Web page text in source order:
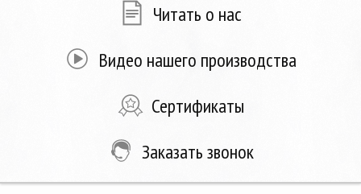
Читать о нас
Видео нашего производства
Сертификаты
Заказать звонок